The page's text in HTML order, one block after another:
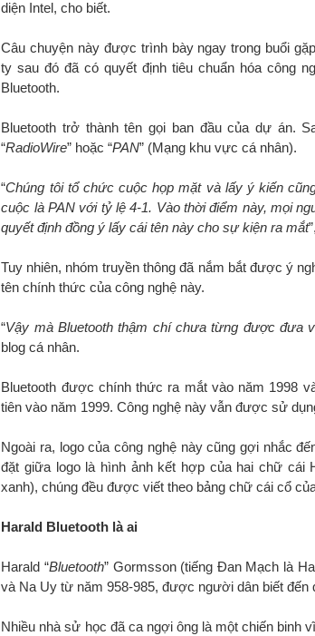
diện Intel, cho biết.
Câu chuyện này được trình bày ngay trong buổi
ty sau đó đã có quyết định tiêu chuẩn hóa công
Bluetooth.
Bluetooth trở thành tên gọi ban đầu của dự án.
“RadioWire” hoặc “PAN” (Mạng khu vực cá nhân).
“Chúng tôi tổ chức cuộc họp mặt và lấy ý kiến
cuộc là PAN với tỷ lệ 4-1. Vào thời điểm này, mọi
quyết định đồng ý lấy cái tên này cho sự kiện ra mắt
Tuy nhiên, nhóm truyền thông đã nắm bắt được ý
tên chính thức của công nghệ này.
“Vậy mà Bluetooth thậm chí chưa từng được đưa
blog cá nhân.
Bluetooth được chính thức ra mắt vào năm 1998
tiên vào năm 1999. Công nghệ này vẫn được sử
Ngoài ra, logo của công nghệ này cũng gợi nhắc
đặt giữa logo là hình ảnh kết hợp của hai chữ cái
xanh), chúng đều được viết theo bảng chữ cái cổ
Harald Bluetooth là ai
Harald “Bluetooth” Gormsson (tiếng Đan Mạch là
và Na Uy từ năm 958-985, được người dân biết đến
Nhiều nhà sử học đã ca ngợi ông là một chiến binh